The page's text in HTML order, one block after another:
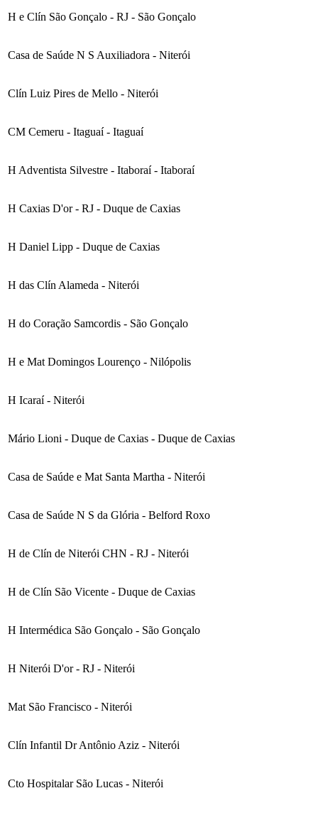
H e Clín São Gonçalo - RJ - São Gonçalo
Casa de Saúde N S Auxiliadora - Niterói
Clín Luiz Pires de Mello - Niterói
CM Cemeru - Itaguaí - Itaguaí
H Adventista Silvestre - Itaboraí - Itaboraí
H Caxias D'or - RJ - Duque de Caxias
H Daniel Lipp - Duque de Caxias
H das Clín Alameda - Niterói
H do Coração Samcordis - São Gonçalo
H e Mat Domingos Lourenço - Nilópolis
H Icaraí - Niterói
Mário Lioni - Duque de Caxias - Duque de Caxias
Casa de Saúde e Mat Santa Martha - Niterói
Casa de Saúde N S da Glória - Belford Roxo
H de Clín de Niterói CHN - RJ - Niterói
H de Clín São Vicente - Duque de Caxias
H Intermédica São Gonçalo - São Gonçalo
H Niterói D'or - RJ - Niterói
Mat São Francisco - Niterói
Clín Infantil Dr Antônio Aziz - Niterói
Cto Hospitalar São Lucas - Niterói